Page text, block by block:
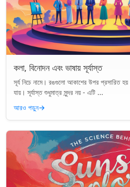
কলা, বিনোদন এবং ভাষায় সূর্যাস্ত
সূর্য নিচে নামে। রঙগুলো আকাশের উপর প্রসারিত
যায়। সূর্যাস্ত শুধুমাত্র সুন্দর নয় - এটি ...
আরও পড়ুন→